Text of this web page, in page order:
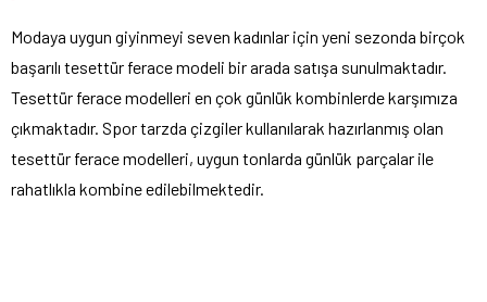
Modaya uygun giyinmeyi seven kadınlar için yeni sezonda birçok
başarılı tesettür ferace modeli bir arada satışa sunulmaktadır.
Tesettür ferace modelleri en çok günlük kombinlerde karşımıza
çıkmaktadır. Spor tarzda çizgiler kullanılarak hazırlanmış olan
tesettür ferace modelleri, uygun tonlarda günlük parçalar ile
rahatlıkla kombine edilebilmektedir.